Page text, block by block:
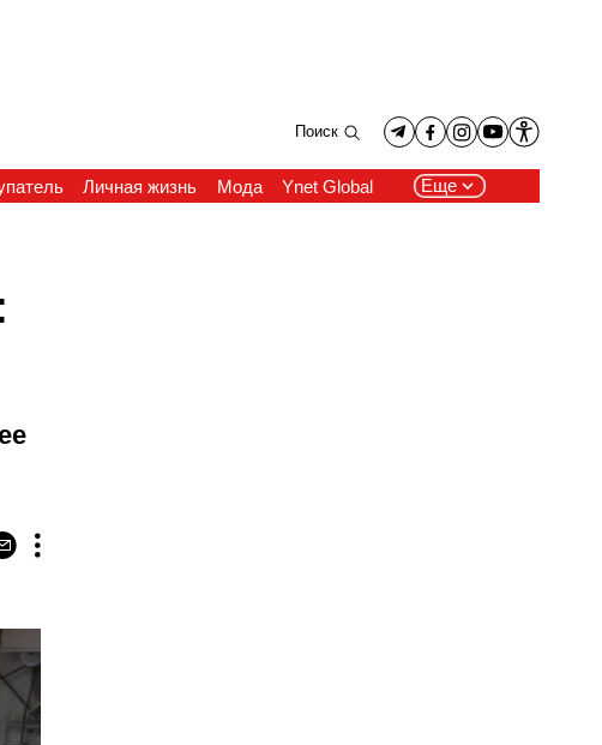
Поиск
Личная жизнь Мода Ynet Global Еще